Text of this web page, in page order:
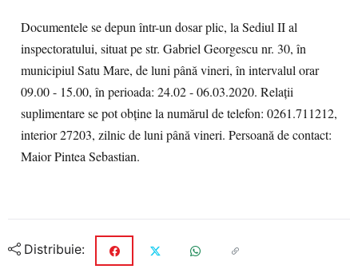
Documentele se depun într-un dosar plic, la Sediul II al
inspectoratului, situat pe str. Gabriel Georgescu nr. 30, în
municipiul Satu Mare, de luni până vineri, în intervalul orar
09.00 - 15.00, în perioada: 24.02 - 06.03.2020. Relaţii
suplimentare se pot obţine la numărul de telefon: 0261.711212,
interior 27203, zilnic de luni până vineri. Persoană de contact:
Maior Pintea Sebastian.
Distribuie: